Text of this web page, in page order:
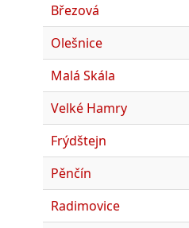
Březová
Olešnice
Malá Skála
Velké Hamry
Frýdštejn
Pěnčín
Radimovice